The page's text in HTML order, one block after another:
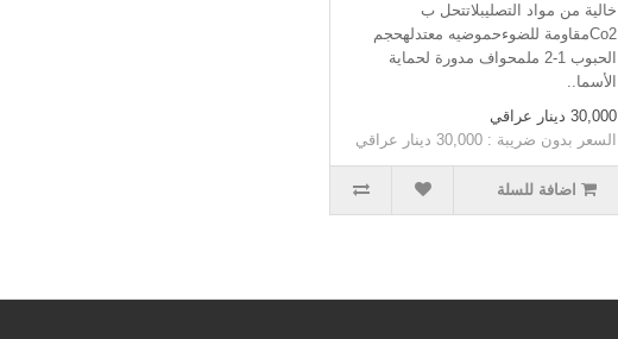
خالية من مواد التصليبلاتتحل ب
Co2مقاومة للضوءحموضيه معتدلهحجم
الحبوب 1-2 ملمحواف مدورة لحماية
الأسما..
30,000 دينار عراقي
السعر بدون ضريبة : 30,000 دينار عراقي
اضافة للسلة